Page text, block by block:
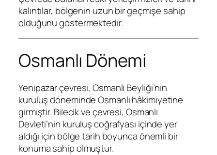
kalıntılar, bölgenin uzun bir geçmişe sahip
olduğunu göstermektedir.
Osmanlı Dönemi
Yenipazar çevresi, Osmanlı Beyliği’nin
kuruluş döneminde Osmanlı hâkimiyetine
girmiştir. Bilecik ve çevresi, Osmanlı
Devleti’nin kuruluş coğrafyası içinde yer
aldığı için bölge tarih boyunca önemli bir
konuma sahip olmuştur.